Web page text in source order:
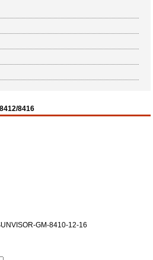
8416
GM-8410-12-16